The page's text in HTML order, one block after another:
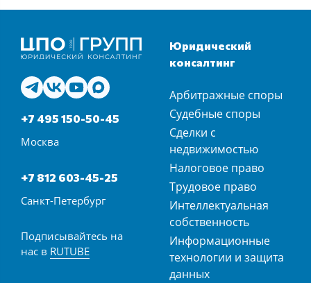
+7 495 150-50-45
Москва
+7 812 603-45-25
Санкт-Петербург
Подписывайтесь на
нас в RUTUBE
Юридический
консалтинг
Арбитражные споры
Судебные споры
Сделки с
недвижимостью
Налоговое право
Трудовое право
Интеллектуальная
собственность
Информационные
технологии и защита
данных